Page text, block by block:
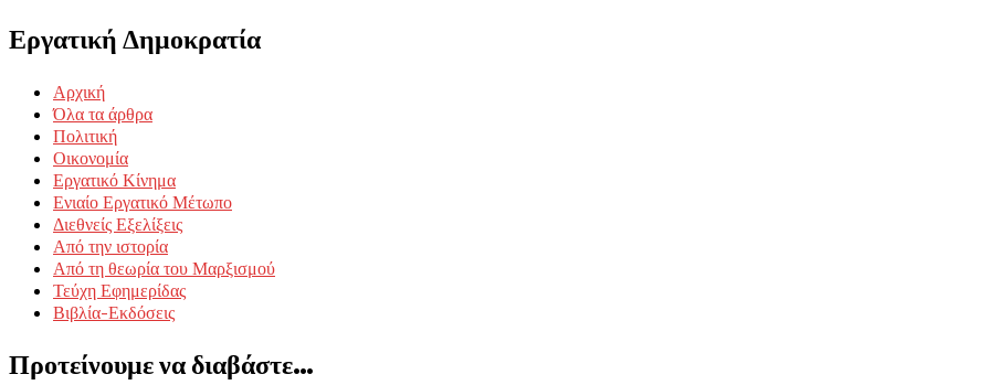
Εργατική Δημοκρατία
Αρχική
Όλα τα άρθρα
Πολιτική
Οικονομία
Εργατικό Κίνημα
Ενιαίο Εργατικό Μέτωπο
Διεθνείς Εξελίξεις
Από την ιστορία
Από τη θεωρία του Μαρξισμού
Τεύχη Εφημερίδας
Βιβλία-Εκδόσεις
Προτείνουμε να διαβάστε…